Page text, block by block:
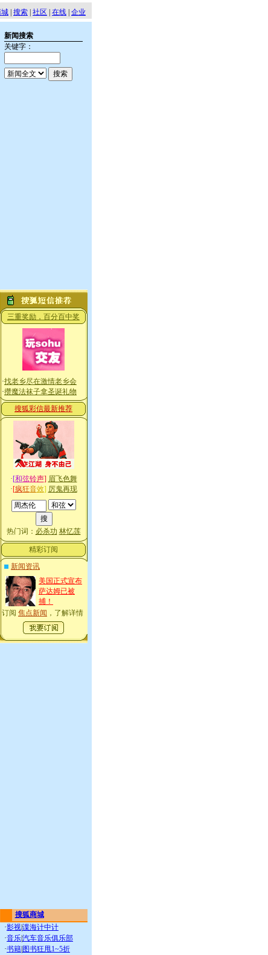
搜索 社区 在线 企业
新闻搜索
关键字：
三重奖励，百分百中奖
·找老乡尽在激情老乡会
·攒魔法袜子拿圣诞礼物
搜狐彩信最新推荐
·[和弦铃声] 眉飞色舞
·[疯狂音效] 厉鬼再现
热门词： 必杀功 林忆莲
精彩订阅
新闻资讯
美国正式宣布
萨达姆已被
捕！
订阅 焦点新闻 ，了解详情
搜狐商城
·影视谍海计中计
·音乐汽车音乐俱乐部
·书籍 图书狂甩1~5折